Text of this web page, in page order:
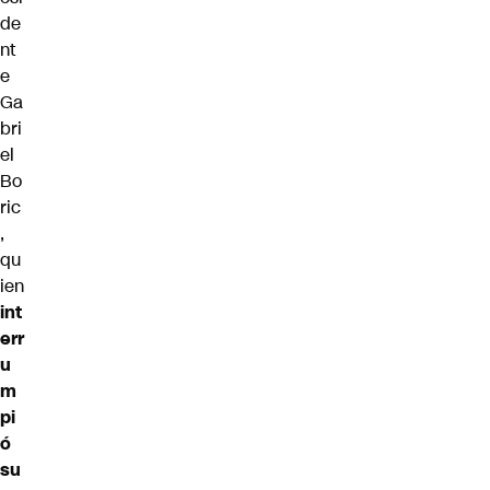
de
nt
e
Ga
bri
el
Bo
ric
,
qu
ien
int
err
u
m
pi
ó
su